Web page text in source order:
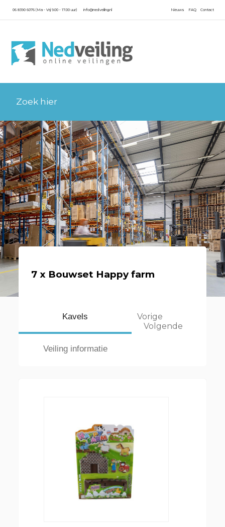
06 8390 6076 (Ma - Vrij 9.00 - 17.00 uur) info@nedveiling.nl Contact
FAQ
Nieuws
7 x Bouwset Happy farm
Kavels
Veiling informatie
Vorige
Volgende